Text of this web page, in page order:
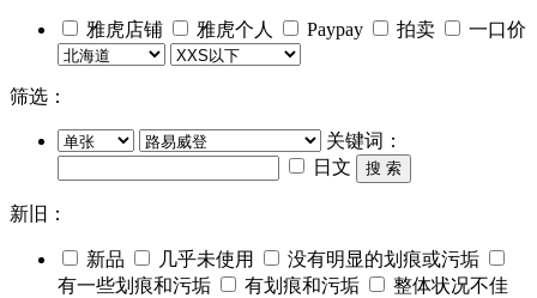
雅虎店铺 雅虎个人 Paypay 拍卖 一口价
筛选：
关键词：
日文
搜 索
新旧：
新品 几乎未使用
没有明显的划痕或污垢
有一些划痕和污垢
有划痕和污垢 整体状况不佳